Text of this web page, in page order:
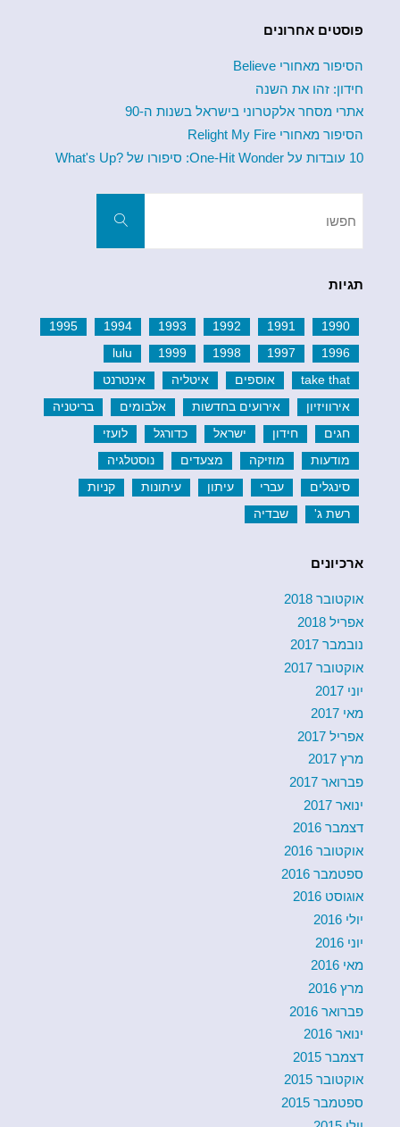
k
1994"
פוסטים אחרונים
הסיפור מאחורי Believe
חידון: זהו את השנה
אתרי מסחר אלקטרוני בישראל בשנות ה-90
הסיפור מאחורי Relight My Fire
10 עובדות על One-Hit Wonder: סיפורו של ?What's Up
חפשו
תגיות
1990
1991
1992
1993
1994
1995
1996
1997
1998
1999
lulu
take that
אוספים איטליה
אינטרנט
אירוויזיון
אירועים בחדשות אלבומים
בריטניה
חגים
חידון ישראל כדורגל
לועזי
מודעות
מוזיקה מצעדים
נוסטלגיה
סינגלים
עברי עיתון עיתונות
קניות
רשת ג'
שבדיה
ארכיונים
אוקטובר 2018
אפריל 2018
נובמבר 2017
אוקטובר 2017
יוני 2017
מאי 2017
אפריל 2017
מרץ 2017
פברואר 2017
ינואר 2017
דצמבר 2016
אוקטובר 2016
ספטמבר 2016
אוגוסט 2016
יולי 2016
יוני 2016
מאי 2016
מרץ 2016
פברואר 2016
ינואר 2016
דצמבר 2015
אוקטובר 2015
ספטמבר 2015